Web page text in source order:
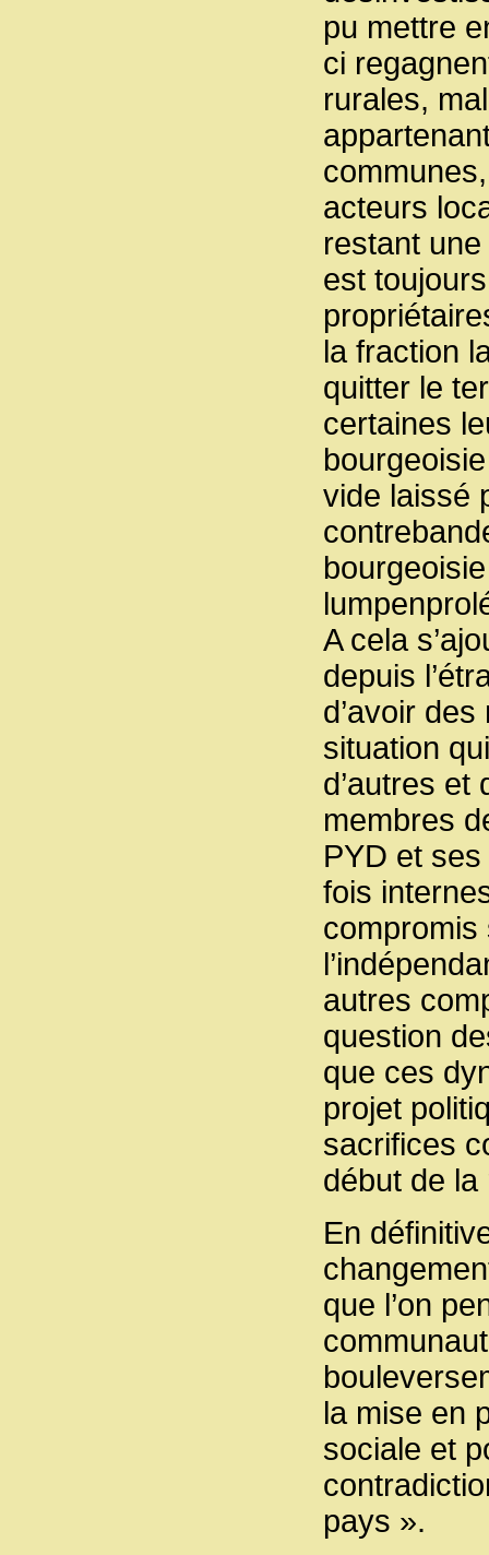
pu mettre
ci
rurales,
acteurs
restant
est
la fraction
quitter le
certaines
vide laissé
A cela
depuis
d’avoir
situation
d’autres
membres
PYD et
fois
compromis
autres
question
que ces
projet
sacrifices
début de la
En
que l’on
la mise en
sociale et
pays ».